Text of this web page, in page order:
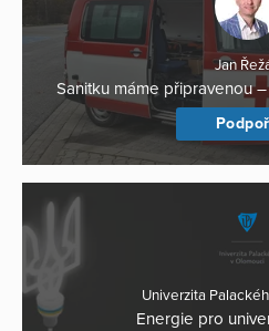
Jan
Sanitku máme připravenou
Univerzita
Energie pro